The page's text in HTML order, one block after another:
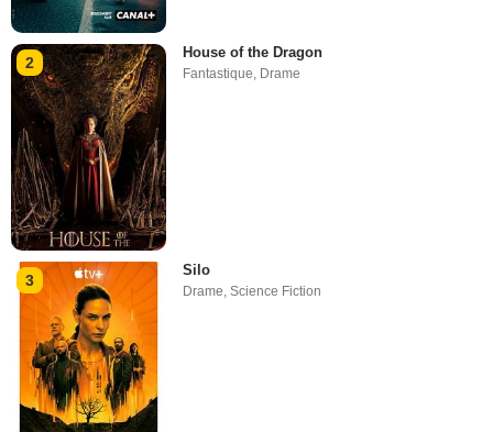
2
House of the Dragon
Fantastique, Drame
3
Silo
Drame,Science Fiction